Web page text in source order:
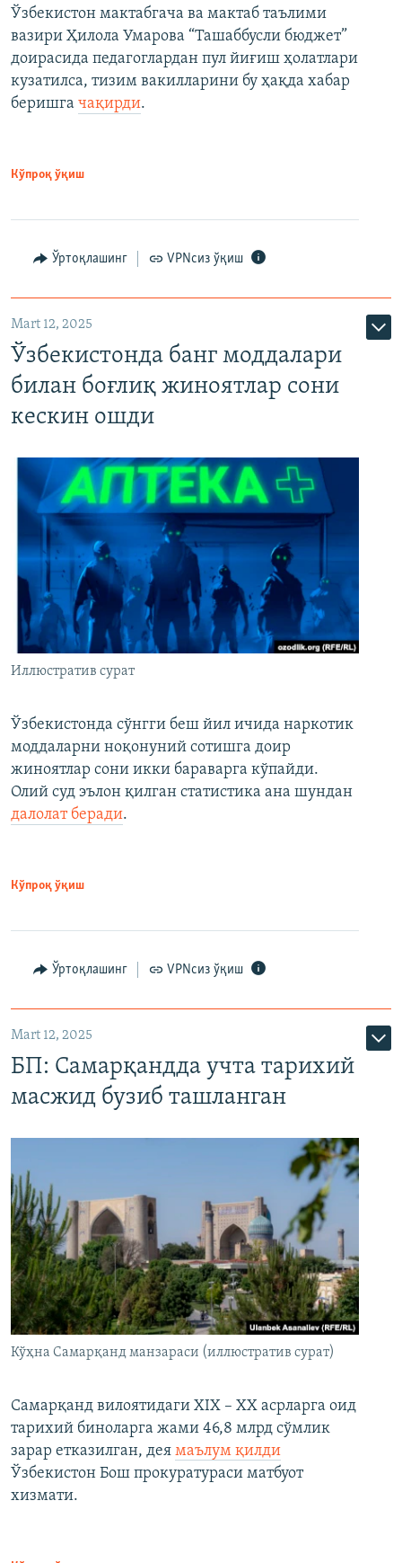
Ўзбекистон мактабгача ва мактаб таълими
вазири Ҳилола Умарова “Ташаббусли бюджет”
доирасида педагоглардан пул йиғиш ҳолатлари
кузатилса, тизим вакилларини бу ҳақда хабар
беришга чақирди.
Кўпроқ ўқиш
Ўртоқлашинг VPNсиз ўқиш
Mart 12, 2025
Ўзбекистонда банг моддалари
билан боғлиқ жиноятлар сони
кескин ошди
Иллюстратив сурат
Ўзбекистонда сўнгги беш йил ичида наркотик
моддаларни ноқонуний сотишга доир
жиноятлар сони икки бараварга кўпайди.
Олий суд эълон қилган статистика ана шундан
далолат беради.
Кўпроқ ўқиш
Ўртоқлашинг VPNсиз ўқиш
Mart 12, 2025
БП: Самарқандда учта тарихий
масжид бузиб ташланган
Кўҳна Самарқанд манзараси (иллюстратив сурат)
Самарқанд вилоятидаги XIX – XX асрларга оид
тарихий биноларга жами 46,8 млрд сўмлик
зарар етказилган, дея маълум қилди
Ўзбекистон Бош прокуратураси матбуот
хизмати.